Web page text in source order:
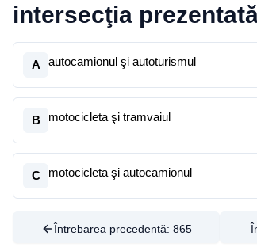
intersecţia
A autocamionul şi autoturismul
B motocicleta şi tramvaiul
C motocicleta şi autocamionul
Întrebarea precedentă: 865